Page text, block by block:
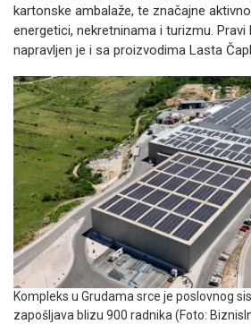
kartonske ambalaže, te značajne
energetici, nekretninama i turizmu.
napravljen je i sa proizvodima Lasta
Kompleks u Grudama srce je poslovnog
zapošljava blizu 900 radnika (Foto: